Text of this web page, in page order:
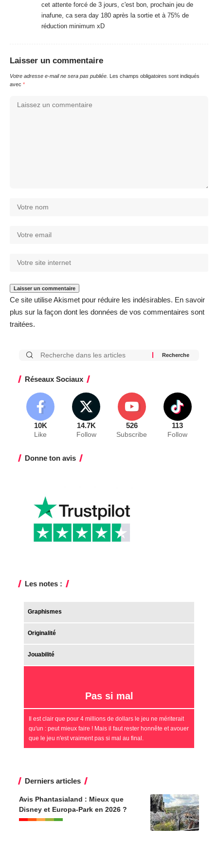
cet attente forcé de 3 jours, c'est bon, prochain jeu de
inafune, ca sera day 180 après la sortie et à 75% de
réduction minimum xD
Laisser un commentaire
Votre adresse e-mail ne sera pas publiée. Les champs obligatoires sont indiqués
avec *
Ce site utilise Akismet pour réduire les indésirables. En savoir
plus sur la façon dont les données de vos commentaires sont
traitées.
Réseaux Sociaux
10K
Like
14.7K
Follow
526
Subscribe
113
Follow
Donne ton avis
Les notes :
Graphismes
Originalité
Jouabilité
Pas si mal
Il est clair que pour 4 millions de dollars le jeu ne mériterait
qu'un : peut mieux faire ! Mais il faut rester honnête et avouer
que le jeu n'est vraiment pas si mal au final.
Derniers articles
Avis Phantasialand : Mieux que
Disney et Europa-Park en 2026 ?